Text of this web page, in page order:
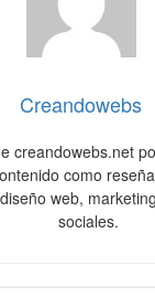
Creandowebs
creandowebs.net
como
web,
sociales.